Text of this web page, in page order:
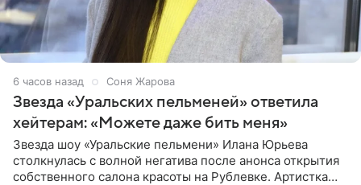
6 часов назад Соня Жарова
Звезда «Уральских пельменей» ответила
хейтерам: «Можете даже бить меня»
Звезда шоу «Уральские пельмени» Илана Юрьева
столкнулась с волной негатива после анонса открытия
собственного салона красоты на Рублевке. Артистка